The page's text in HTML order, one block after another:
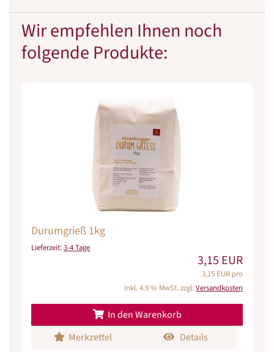
Wir empfehlen Ihnen noch
folgende Produkte:
Durumgrieß 1kg
Lieferzeit:3-4 Tage
3,15 EUR
3,15 EUR pro
inkl. 4.9 % MwSt. zzgl.Versandkosten
In den Warenkorb
Merkzettel
Details